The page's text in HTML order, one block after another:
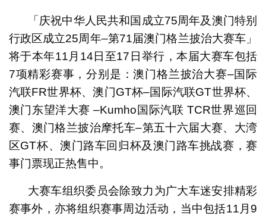
「庆祝中华人民共和国成立75周年及澳门特别
行政区成立25周年–第71届澳门格兰披治大赛车」
将于本年11月14日至17日举行，本届大赛车包括
7项精彩赛事，分别是：澳门格兰披治大赛–国际
汽联FR世界杯、澳门GT杯–国际汽联GT世界杯、
澳门东望洋大赛 –Kumho国际汽联 TCR世界巡回
赛、澳门格兰披治摩托车–第五十六届大赛、大湾
区GT杯、澳门路车回归杯及澳门路车挑战赛，赛
事门票现正热售中。
大赛车组织委员会除致力为广大车迷安排精彩
赛事外，亦将组织赛事周边活动，当中包括11月9